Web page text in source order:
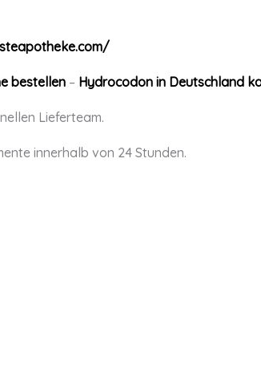
bestellen– Hydrocodon in Deutschland
Lieferteam.
innerhalb von 24 Stunden.